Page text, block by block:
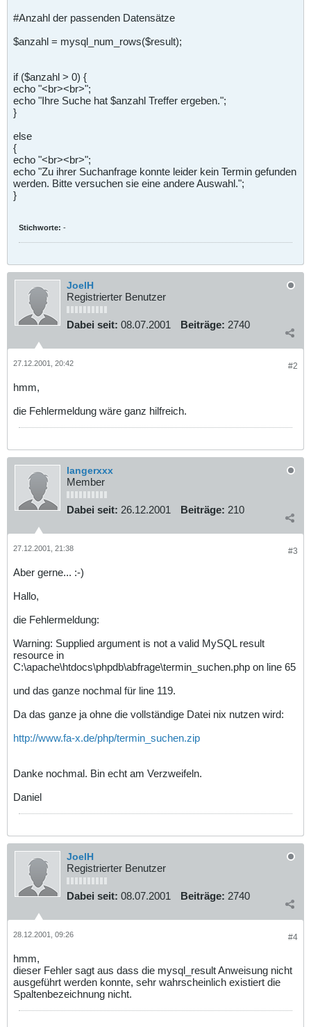
#Anzahl der passenden Datensätze
$anzahl = mysql_num_rows($result);
if ($anzahl > 0) {
echo "<br><br>";
echo "Ihre Suche hat $anzahl Treffer ergeben.";
}
else
{
echo "<br><br>";
echo "Zu ihrer Suchanfrage konnte leider kein Termin gefunden
werden. Bitte versuchen sie eine andere Auswahl.";
}
Stichworte: -
JoelH
Registrierter Benutzer
Dabei seit: 08.07.2001 Beiträge: 2740
#2
27.12.2001, 20:42
hmm,
die Fehlermeldung wäre ganz hilfreich.
langerxxx
Member
Dabei seit: 26.12.2001 Beiträge: 210
#3
27.12.2001, 21:38
Aber gerne... :-)
Hallo,
die Fehlermeldung:
Warning: Supplied argument is not a valid MySQL result
resource in
C:\apache\htdocs\phpdb\abfrage\termin_suchen.php on line 65
und das ganze nochmal für line 119.
Da das ganze ja ohne die vollständige Datei nix nutzen wird:
http://www.fa-x.de/php/termin_suchen.zip
Danke nochmal. Bin echt am Verzweifeln.
Daniel
JoelH
Registrierter Benutzer
Dabei seit: 08.07.2001 Beiträge: 2740
#4
28.12.2001, 09:26
hmm,
dieser Fehler sagt aus dass die mysql_result Anweisung nicht
ausgeführt werden konnte, sehr wahrscheinlich existiert die
Spaltenbezeichnung nicht.